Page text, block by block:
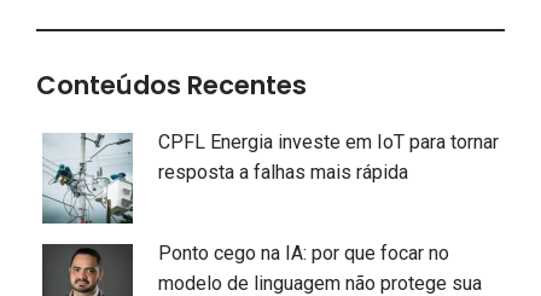
Conteúdos Recentes
CPFL Energia investe em IoT para tornar
resposta a falhas mais rápida
Ponto cego na IA: por que focar no
modelo de linguagem não protege sua